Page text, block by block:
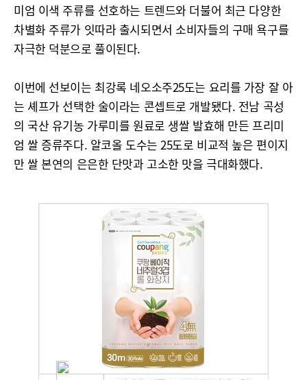
미엄 이색 주류를 선호하는 트렌드와 더불어 최근 다양한
차별화 주류가 잇따라 출시되면서 소비자들의 구매 욕구를
자극한 덕분으로 풀이된다.
이번에 선보이는 최강록 네오소주25도는 요리를 가장 잘 아
는 셰프가 선택한 술이라는 콘셉트로 개발됐다. 전남 곡성
의 국산 유기농 가루미를 원료로 생쌀 발효해 만든 프리미
엄 쌀 증류주다. 알코올 도수는 25도로 비교적 높은 편이지
만 쌀 본연의 은은한 단맛과 고소한 맛을 극대화했다.